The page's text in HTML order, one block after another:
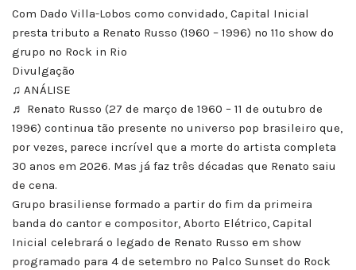
Com Dado Villa-Lobos como convidado, Capital Inicial
presta tributo a Renato Russo (1960 – 1996) no 11º show do
grupo no Rock in Rio
Divulgação
♫ ANÁLISE
♬ Renato Russo (27 de março de 1960 – 11 de outubro de
1996) continua tão presente no universo pop brasileiro que,
por vezes, parece incrível que a morte do artista completa
30 anos em 2026. Mas já faz três décadas que Renato saiu
de cena.
Grupo brasiliense formado a partir do fim da primeira
banda do cantor e compositor, Aborto Elétrico, Capital
Inicial celebrará o legado de Renato Russo em show
programado para 4 de setembro no Palco Sunset do Rock